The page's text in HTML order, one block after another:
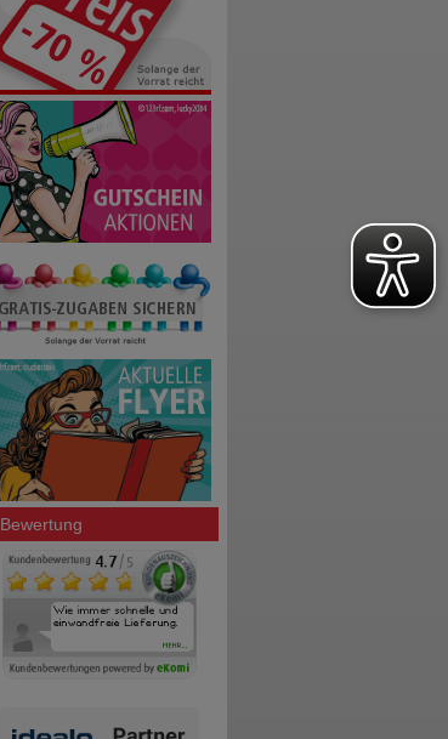
Bewertung